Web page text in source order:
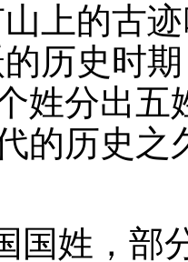
上的古
历史时
姓分出五
的历史之
国姓，部